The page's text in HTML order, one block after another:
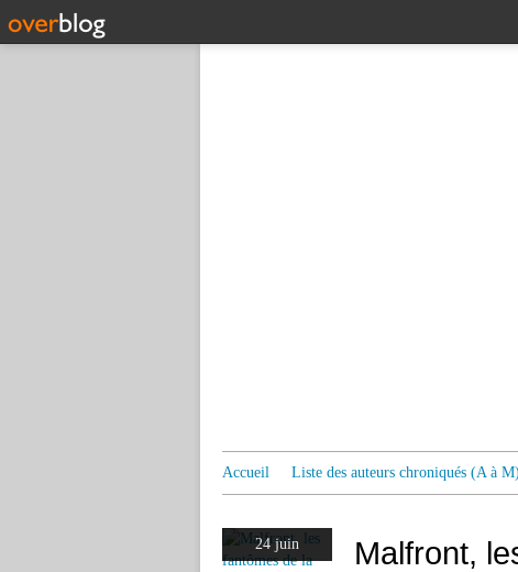
Accueil Liste des auteurs chroniqués (A à M)
24 juin
Malfront,